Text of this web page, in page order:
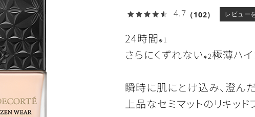
4.7 （102） レビュー
24時間※1
さらにくずれない※2極薄ハ
瞬時に肌にとけ込み、澄ん
上品なセミマットのリキッド